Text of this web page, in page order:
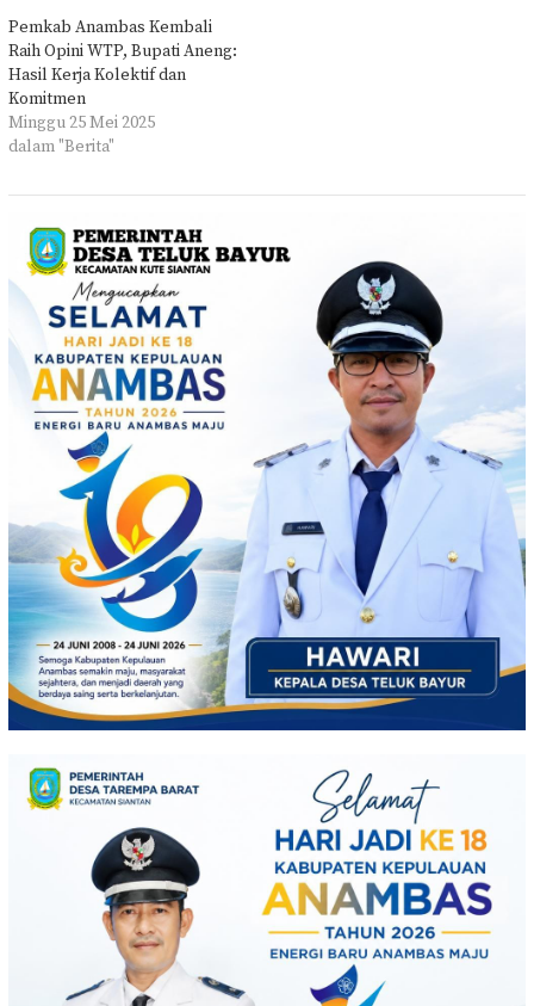
Pemkab Anambas Kembali
Raih Opini WTP, Bupati Aneng:
Hasil Kerja Kolektif dan
Komitmen
Minggu 25 Mei 2025
dalam "Berita"